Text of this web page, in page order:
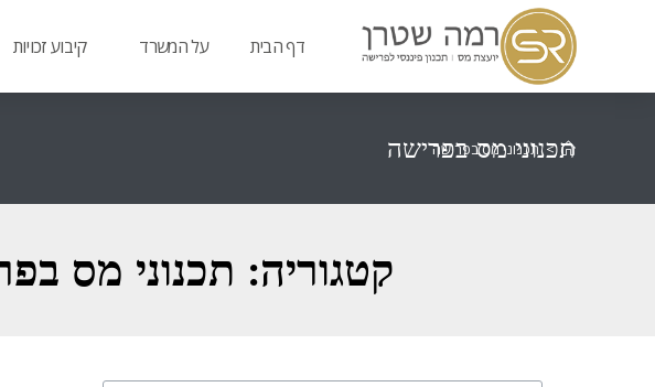
דף הבית על המשרד קיבוע זכויות
תכנוני מס בפרישה
> תכנוני מס בפרישה
קטגוריה: תכנוני מס